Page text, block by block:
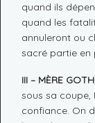
quand ils
quand les
annuleront ou
sacré partie en
III – MÈRE
sous sa coupe,
confiance. On